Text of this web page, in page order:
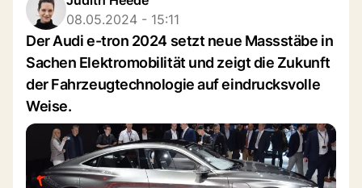
08.05.2024 - 15:11
Der Audi e-tron 2024 setzt neue Massstäbe in
Sachen Elektromobilität und zeigt die Zukunft
der Fahrzeugtechnologie auf eindrucksvolle
Weise.